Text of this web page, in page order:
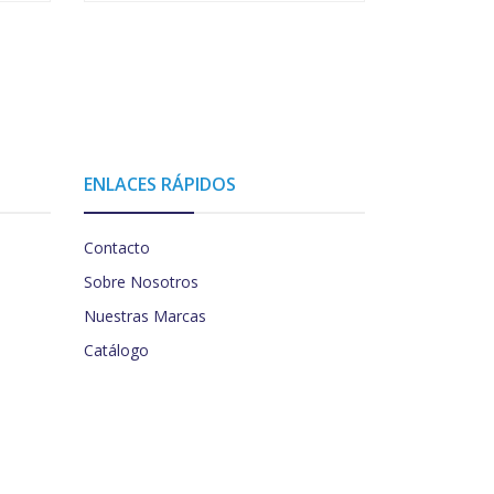
ENLACES RÁPIDOS
Contacto
Sobre Nosotros
Nuestras Marcas
Catálogo